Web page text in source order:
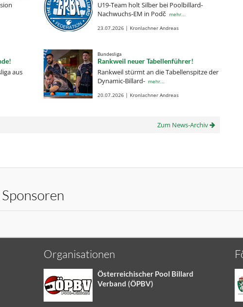
U19-Team holt Silber bei Poolbillard-
Nachwuchs-EM in Podč mehr...
23.07.2026 | Kronlachner Andreas
aus
Bundesliga
Rankweil neuer Tabellenführer!
Rankweil stürmt an die Tabellenspitze der
Dynamic-Billard- mehr...
20.07.2026 | Kronlachner Andreas
Zum News-Archiv
Sponsoren
Organisationen
Österreichischer Pool Billard
Verband (ÖPBV)